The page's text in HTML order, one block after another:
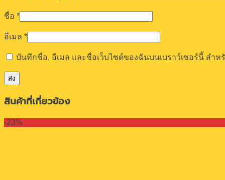
ชื่อ *
อีเมล *
บันทึกชื่อ, อีเมล และชื่อเว็บไซต์ของฉันบนเบราว์เซอร์นี้ สำห
สินค้าที่เกี่ยวข้อง
-23%